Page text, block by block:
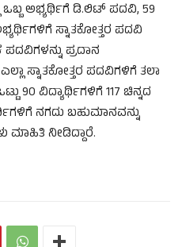
ಅಭ್ಯರ್ಥಿಗೆ ಡಿ.ಲಿಟ್ ಪದವಿ, 59
ಸ್ನಾತಕೋತ್ತರ ಪದವಿ
ಪದವಿಗಳನ್ನು ಪ್ರದಾನ
ಸ್ನಾತಕೋತ್ತರ ಪದವಿಗಳಿಗೆ ತಲಾ
90 ವಿದ್ಯಾರ್ಥಿಗಳಿಗೆ 117 ಚಿನ್ನದ
ನಗದು ಬಹುಮಾನವನ್ನು
ಮಾಹಿತಿ ನೀಡಿದ್ದಾರೆ.